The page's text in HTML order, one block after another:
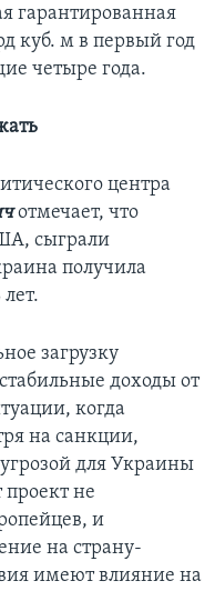
гарантированная
куб. м в первый год
четыре года.
центра
отмечает, что
сыграли
получила
загрузку
доходы от
когда
на санкции,
для Украины
проект не
и
на страну-
имеют влияние на